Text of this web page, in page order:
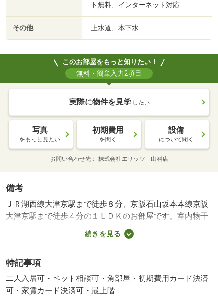
ト無料、インターネット対応
その他 上水道、本下水
このお部屋をもっと知りたい！
無料・簡単入力2項目
実際に物件を見学 したい
写真
をもっと見たい
初期費用
を聞く
設備
について聞く
お問い合わせ先 株式会社エリッツ 山科店
備考
ＪＲ湖西線大津京駅まで徒歩８分、京阪石山坂本本線京阪
大津京駅まで徒歩４分の１ＬＤＫのお部屋です。室内物干
し、浴室乾燥機、３口コンロ付カウンターキッチン等設備
が充実してます。ＺＥＨ－Ｍ物件です。 ペット相談条
備・特記事項備考】専用バス・専用トイレ/その他（初
回） 2750円/家賃保証料（月額） 1876円/駐車場手数料
（初回） 6600円/賃貸戸数:12戸/鍵交換費用:16500円/室内
続きを見る
特記事項
二人入居可・ペット相談可・角部屋・初期費用カード決済
可・家賃カード決済可・最上階